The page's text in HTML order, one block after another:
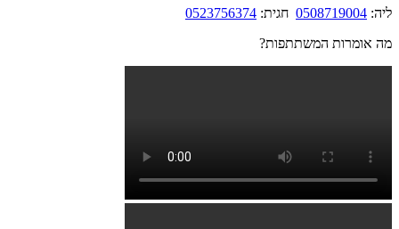
ליה: 0508719004 חגית: 0523756374
מה אומרות המשתתפות?